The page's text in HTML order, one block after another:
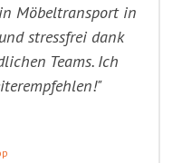
Möbeltransport in
stressfrei dank
Teams. Ich